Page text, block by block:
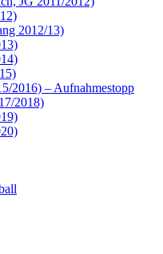
2012/13)
2016) – Aufnahmestopp
2018)